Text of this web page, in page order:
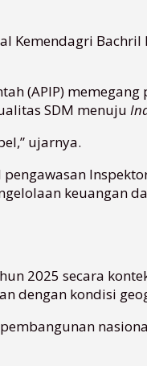
Bachril
(APIP)
SDM menuju
ujarnya.
keuangan
2025 secara
dengan kondisi